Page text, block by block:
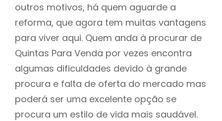
outros motivos, há quem aguarde a
reforma, que agora tem muitas vantagens
para viver aqui. Quem anda à procurar de
Quintas Para Venda por vezes encontra
algumas dificuldades devido à grande
procura e falta de oferta do mercado mas
poderá ser uma excelente opção se
procura um estilo de vida mais saudável.